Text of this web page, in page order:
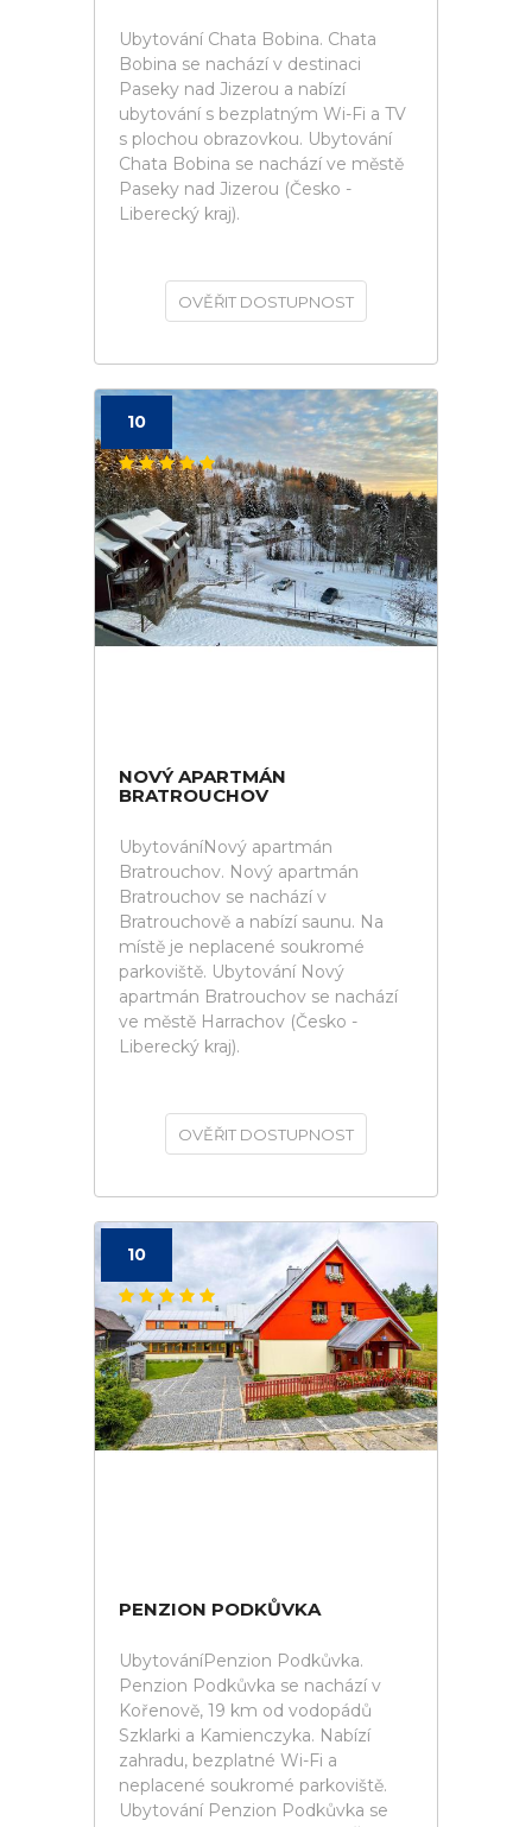
Ubytování Chata Bobina. Chata
Bobina se nachází v destinaci
Paseky nad Jizerou a nabízí
ubytování s bezplatným Wi-Fi a TV
s plochou obrazovkou. Ubytování
Chata Bobina se nachází ve městě
Paseky nad Jizerou (Česko -
Liberecký kraj).
OVĚŘIT DOSTUPNOST
10
NOVÝ APARTMÁN
BRATROUCHOV
UbytováníNový apartmán
Bratrouchov. Nový apartmán
Bratrouchov se nachází v
Bratrouchově a nabízí saunu. Na
místě je neplacené soukromé
parkoviště. Ubytování Nový
apartmán Bratrouchov se nachází
ve městě Harrachov (Česko -
Liberecký kraj).
OVĚŘIT DOSTUPNOST
10
PENZION PODKŮVKA
UbytováníPenzion Podkůvka.
Penzion Podkůvka se nachází v
Kořenově, 19 km od vodopádů
Szklarki a Kamienczyka. Nabízí
zahradu, bezplatné Wi-Fi a
neplacené soukromé parkoviště.
Ubytování Penzion Podkůvka se